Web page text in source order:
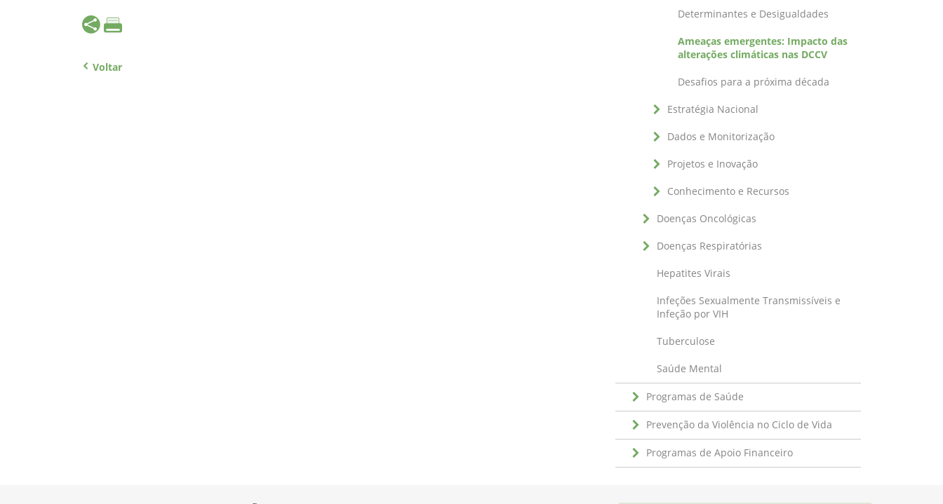
Voltar
Determinantes e Desigualdades
Ameaças emergentes: Impacto das
alterações climáticas nas DCCV
Desafios para a próxima década
Estratégia Nacional
Dados e Monitorização
Projetos e Inovação
Conhecimento e Recursos
Doenças Oncológicas
Doenças Respiratórias
Hepatites Virais
Infeções Sexualmente Transmissíveis e
Infeção por VIH
Tuberculose
Saúde Mental
Programas de Saúde
Prevenção da Violência no Ciclo de Vida
Programas de Apoio Financeiro